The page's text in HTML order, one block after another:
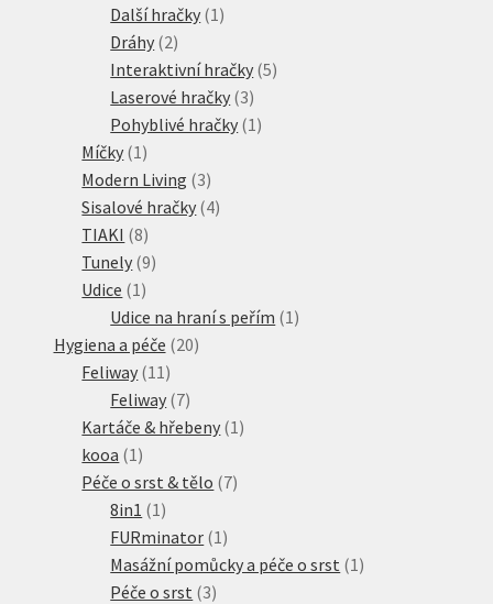
produkty
Další hračky 1 1
Dráhy 22
produkty
Interaktivní hračky 55
Laserové hračky 33
produkty
Pohyblivé hračky 1 1
Míčky 1 1
produkt
Modern Living 33
produkty
Sisalové hračky 44
TIAKI 88
produktů
Tunely 99
Udice 1 1
produkt
Udice na hraní s peřím 1 1
Hygiena a péče 2020
Feliway 11 11
produktů
Feliway 77
produktů
Kartáče & hřebeny 1 1
kooa 1 1
produkt
Péče o srst & tělo 77
8in1 1 1
produkt
FURminator 1 1
produkt
Masážní pomůcky a péče o srst 1 1
Péče o srst 33